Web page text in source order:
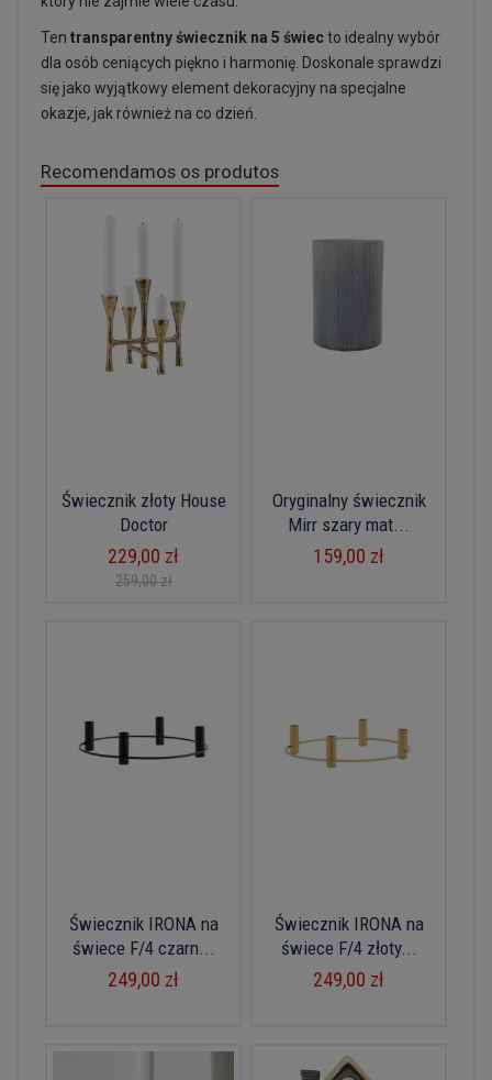
Ten transparentny świecznik na 5 świecto idealny wybór
dla osób ceniących piękno i harmonię. Doskonale sprawdzi
się jako wyjątkowy element dekoracyjny na specjalne
okazje, jak również na co dzień.
Recomendamos os produtos
Świecznik złoty House
Doctor
229,00 zł
259,00 zł
Oryginalny świecznik
Mirr szary mat...
159,00 zł
Świecznik IRONA na
świece F/4 czarn...
249,00 zł
Świecznik IRONA na
świece F/4 złoty...
249,00 zł